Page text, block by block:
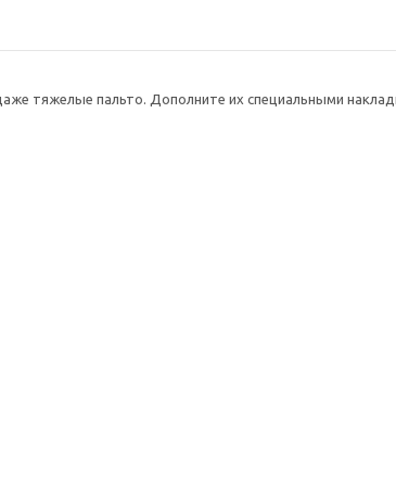
тяжелые пальто. Дополните их специальными